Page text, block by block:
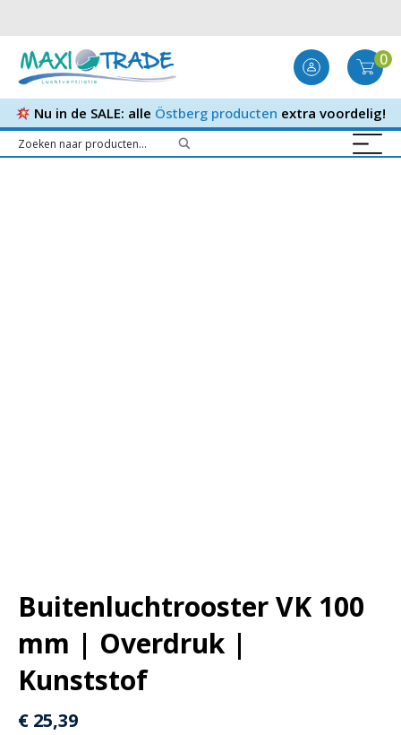
0
Nu in de SALE: alle Östberg producten extra voordelig!
Buitenluchtrooster VK 100
mm | Overdruk |
Kunststof
€ 25,39